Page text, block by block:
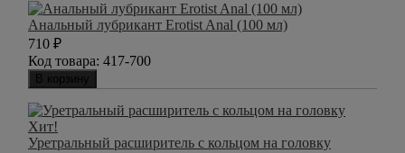
Анальный лубрикант Erotist Anal (100 мл)
710 ₽
Код товара: 417-700
В корзину
Хит!
Уретральный расширитель с кольцом на головку